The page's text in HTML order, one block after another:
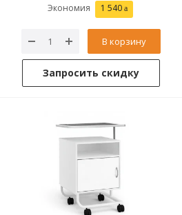
Экономия 1 540
В корзину
Запросить скидку